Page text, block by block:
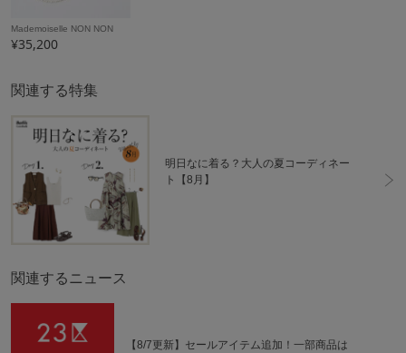
Mademoiselle NON NON
¥35,200
関連する特集
明日なに着る？大人の夏コーディネー
ト【8月】
関連するニュース
【8/7更新】セールアイテム追加！一部商品は